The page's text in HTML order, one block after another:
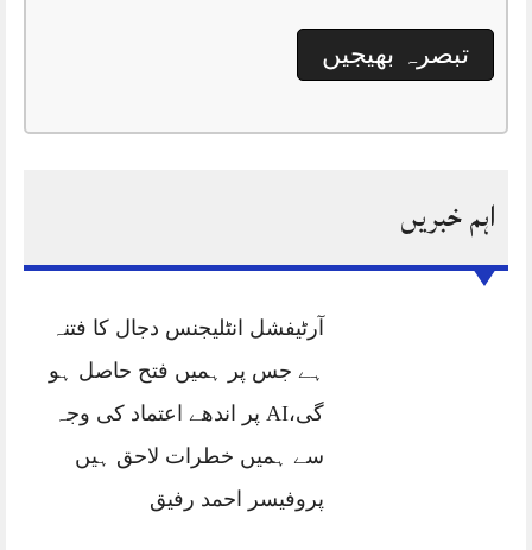
اہم خبریں
آرٹیفشل انٹلیجنس دجال کا فتنہ
ہے جس پر ہمیں فتح حاصل ہو
گی،AI پر اندھے اعتماد کی وجہ
سے ہمیں خطرات لاحق ہیں
پروفیسر احمد رفیق